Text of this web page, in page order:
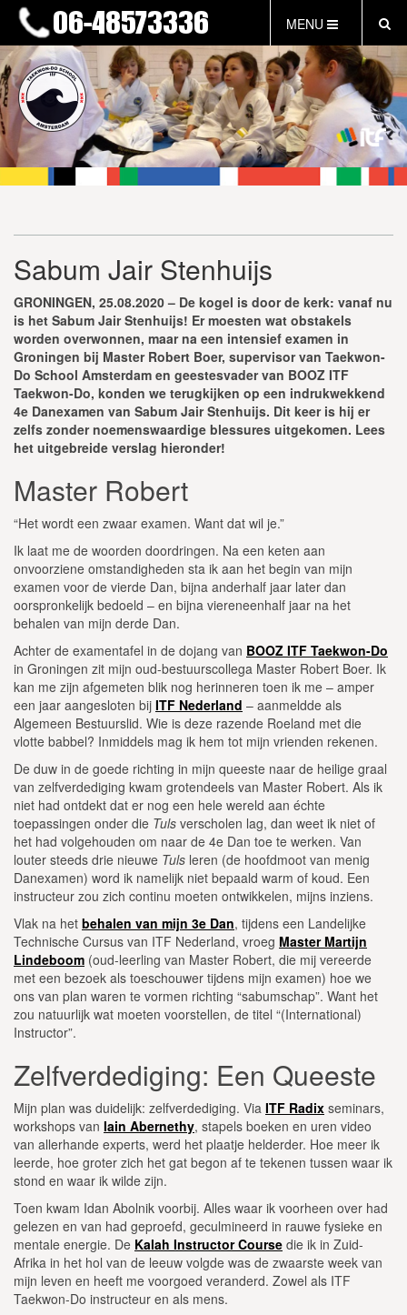
MENU
HOME
NIEUWS
LESTIJDEN & TARIEVEN
INFORMATIE
WAT IS TAEKWON-DO?
FAQ
INLOG LEDEN
GRATIS PROEFLES
Sabum Jair Stenhuijs
GRONINGEN, 25.08.2020 – De kogel is door de kerk: vanaf nu
is het Sabum Jair Stenhuijs! Er moesten wat obstakels
worden overwonnen, maar na een intensief examen in
Groningen bij Master Robert Boer, supervisor van Taekwon-
Do School Amsterdam en geestesvader van BOOZ ITF
Taekwon-Do, konden we terugkijken op een indrukwekkend
4e Danexamen van Sabum Jair Stenhuijs. Dit keer is hij er
zelfs zonder noemenswaardige blessures uitgekomen. Lees
het uitgebreide verslag hieronder!
Master Robert
“Het wordt een zwaar examen. Want dat wil je.”
Ik laat me de woorden doordringen. Na een keten aan
onvoorziene omstandigheden sta ik aan het begin van mijn
examen voor de vierde Dan, bijna anderhalf jaar later dan
oorspronkelijk bedoeld – en bijna viereneenhalf jaar na het
behalen van mijn derde Dan.
Achter de examentafel in de dojang van BOOZ ITF Taekwon-Do
in Groningen zit mijn oud-bestuurscollega Master Robert Boer. Ik
kan me zijn afgemeten blik nog herinneren toen ik me – amper
een jaar aangesloten bij ITF Nederland – aanmeldde als
Algemeen Bestuurslid. Wie is deze razende Roeland met die
vlotte babbel? Inmiddels mag ik hem tot mijn vrienden rekenen.
De duw in de goede richting in mijn queeste naar de heilige graal
van zelfverdediging kwam grotendeels van Master Robert. Als ik
niet had ontdekt dat er nog een hele wereld aan échte
toepassingen onder die Tuls verscholen lag, dan weet ik niet of
het had volgehouden om naar de 4e Dan toe te werken. Van
louter steeds drie nieuwe Tuls leren (de hoofdmoot van menig
Danexamen) word ik namelijk niet bepaald warm of koud. Een
instructeur zou zich continu moeten ontwikkelen, mijns inziens.
Vlak na het behalen van mijn 3e Dan, tijdens een Landelijke
Technische Cursus van ITF Nederland, vroeg Master Martijn
Lindeboom (oud-leerling van Master Robert, die mij vereerde
met een bezoek als toeschouwer tijdens mijn examen) hoe we
ons van plan waren te vormen richting “sabumschap”. Want het
zou natuurlijk wat moeten voorstellen, de titel “(International)
Instructor”.
Zelfverdediging: Een Queeste
Mijn plan was duidelijk: zelfverdediging. Via ITF Radix seminars,
workshops van Iain Abernethy, stapels boeken en uren video
van allerhande experts, werd het plaatje helderder. Hoe meer ik
leerde, hoe groter zich het gat begon af te tekenen tussen waar ik
stond en waar ik wilde zijn.
Toen kwam Idan Abolnik voorbij. Alles waar ik voorheen over had
gelezen en van had geproefd, geculmineerd in rauwe fysieke en
mentale energie. De Kalah Instructor Course die ik in Zuid-
Afrika in het hol van de leeuw volgde was de zwaarste week van
mijn leven en heeft me voorgoed veranderd. Zowel als ITF
Taekwon-Do instructeur en als mens.